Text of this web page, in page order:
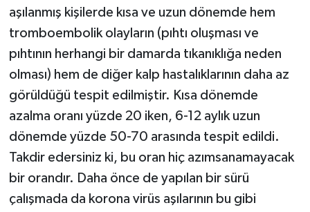
aşılanmış kişilerde kısa ve uzun dönemde hem
tromboembolik olayların (pıhtı oluşması ve
pıhtının herhangi bir damarda tıkanıklığa neden
olması) hem de diğer kalp hastalıklarının daha az
görüldüğü tespit edilmiştir. Kısa dönemde
azalma oranı yüzde 20 iken, 6-12 aylık uzun
dönemde yüzde 50-70 arasında tespit edildi.
Takdir edersiniz ki, bu oran hiç azımsanamayacak
bir orandır. Daha önce de yapılan bir sürü
çalışmada da korona virüs aşılarının bu gibi